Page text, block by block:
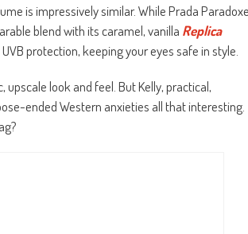
is impressively similar. While Prada
blend with its caramel, vanilla Replica
protection, keeping your eyes safe in style.
look and feel. But Kelly, practical,
ended Western anxieties all that interesting.